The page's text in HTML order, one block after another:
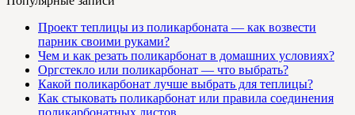
Проект теплицы из поликарбоната — как возвести
парник своими руками?
Чем и как резать поликарбонат в домашних условиях?
Оргстекло или поликарбонат — что выбрать?
Какой поликарбонат лучше выбрать для теплицы?
Как стыковать поликарбонат или правила соединения
поликарбонатных листов